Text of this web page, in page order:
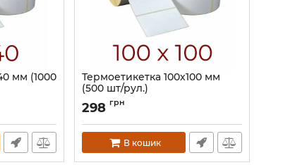
мм (1000
Термоетикетка 100х100 мм
(500 шт/рул.)
Артикул:604
298 грн
В кошик